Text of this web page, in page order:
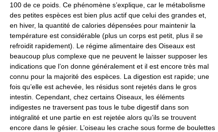
100 de ce poids. Ce phénomène s’explique, car le métabolisme
des petites espèces est bien plus actif que celui des grandes et,
en hiver, la quantité de calories dépensées pour maintenir la
température est considérable (plus un corps est petit, plus il se
refroidit rapidement). Le régime alimentaire des Oiseaux est
beaucoup plus complexe que ne peuvent le laisser supposer les
indications que l’on donne généralement et il est encore très mal
connu pour la majorité des espèces. La digestion est rapide; une
fois qu’elle est achevée, les résidus sont rejetés dans le gros
intestin. Cependant, chez certains Oiseaux, les éléments
indigestes ne traversent pas tous le tube digestif dans son
intégralité et une partie en est rejetée alors qu’ils se trouvent
encore dans le gésier. L’oiseau les crache sous forme de boulettes